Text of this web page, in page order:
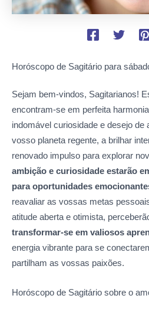
Horóscopo de Sagitário para
Sejam bem-vindos, Sagitarianos!
encontram-se em perfeita
indomável curiosidade e desejo de
vosso planeta regente, a brilhar
renovado impulso para explorar
ambição e curiosidade estarão
para oportunidades
reavaliar as vossas metas
atitude aberta e otimista,
transformar-se em valiosos
energia vibrante para se
partilham as vossas paixões.
Horóscopo de Sagitário sobre o